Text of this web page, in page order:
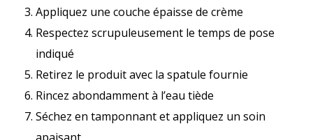
Appliquez une couche épaisse de crème
Respectez scrupuleusement le temps de pose
indiqué
Retirez le produit avec la spatule fournie
Rincez abondamment à l’eau tiède
Séchez en tamponnant et appliquez un soin